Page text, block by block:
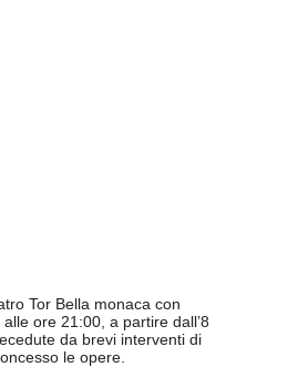
Tor Bella monaca con
ore 21:00, a partire dall’8
da brevi interventi di
le opere.